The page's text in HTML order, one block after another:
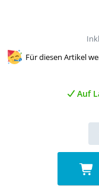
Für diesen Artikel
Auf